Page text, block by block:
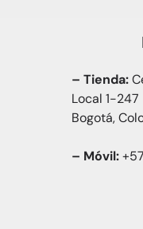
– Tienda:
Local 1-
Bogotá,
– Móvil: